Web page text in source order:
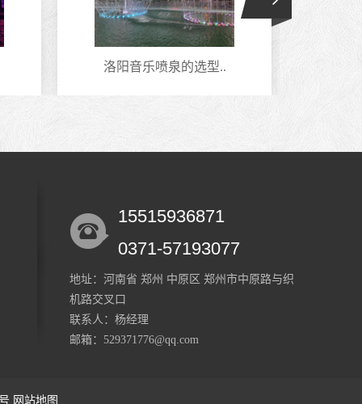
洛阳音乐喷泉的选型..
15515936871
0371-57193077
地址：河南省 郑州 中原区 郑州市中原路与织
机路交叉口
联系人：杨经理
邮箱：529371776@qq.com
网站地图